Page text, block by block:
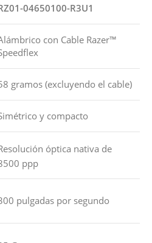
04650100-R3U1
con Cable Razer™
gramos (excluyendo el cable)
y compacto
óptica nativa de
ppp
pulgadas por segundo